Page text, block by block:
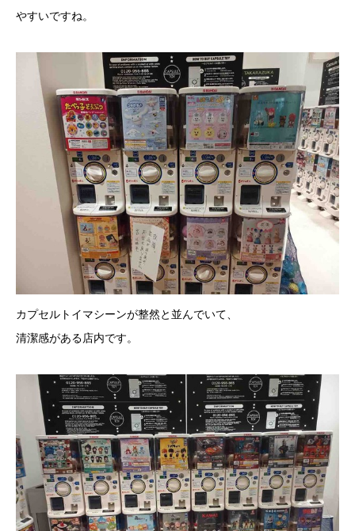
やすいですね。
カプセルトイマシーンが整然と並んでいて、
清潔感がある店内です。